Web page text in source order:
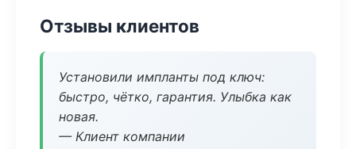
Отзывы клиентов
Установили импланты под ключ:
быстро, чётко, гарантия. Улыбка как
новая.
— Клиент компании